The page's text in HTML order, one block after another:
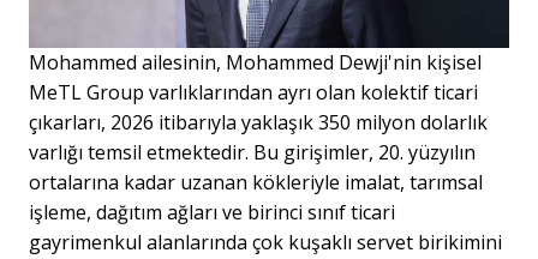
Mohammed ailesinin, Mohammed Dewji'nin kişisel
MeTL Group varlıklarından ayrı olan kolektif ticari
çıkarları, 2026 itibarıyla yaklaşık 350 milyon dolarlık
varlığı temsil etmektedir. Bu girişimler, 20. yüzyılın
ortalarına kadar uzanan kökleriyle imalat, tarımsal
işleme, dağıtım ağları ve birinci sınıf ticari
gayrimenkul alanlarında çok kuşaklı servet birikimini